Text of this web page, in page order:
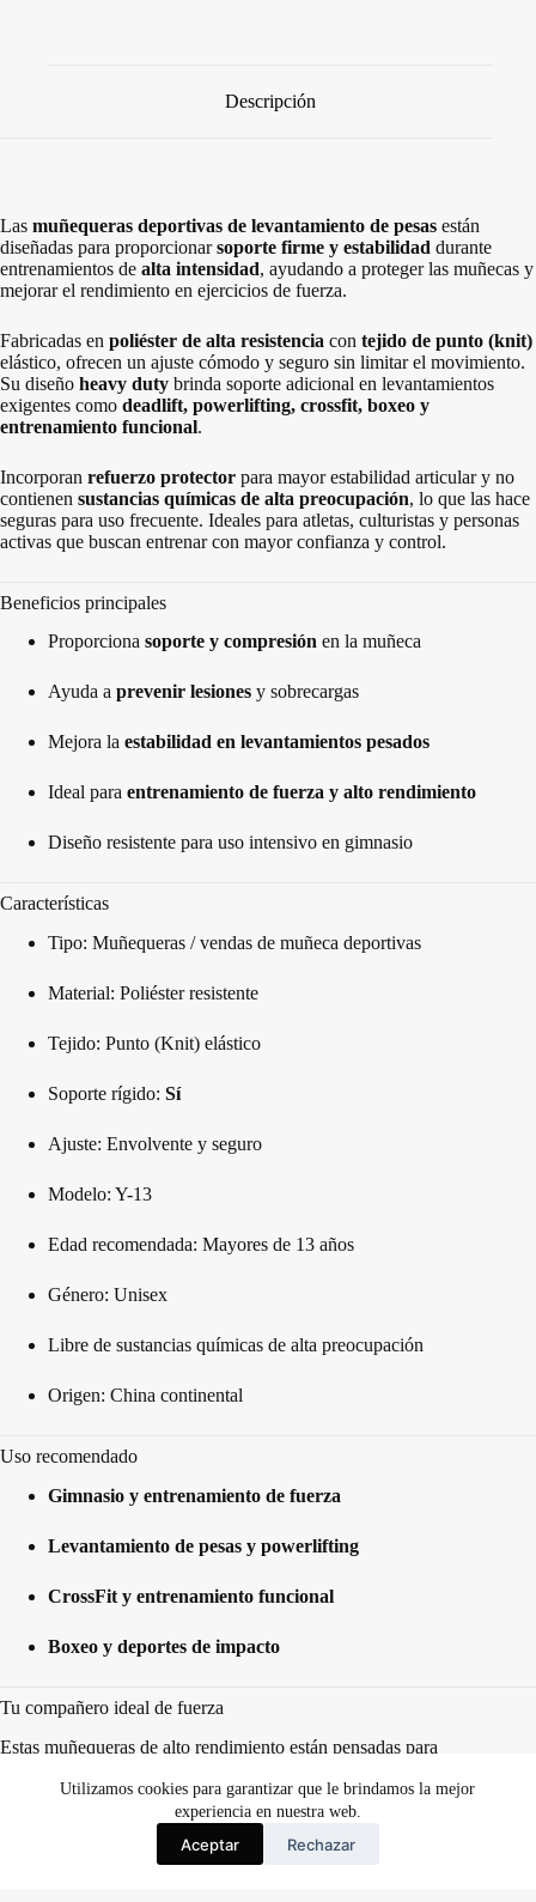
Utilizamos cookies para garantizar que le brindamos la mejor
experiencia en nuestra web.
Aceptar Rechazar
Descripción
Las muñequeras deportivas de levantamiento de pesas están
diseñadas para proporcionarsoporte firme y estabilidad durante
entrenamientos de alta intensidad, ayudando a proteger las muñecas y
mejorar el rendimiento en ejercicios de fuerza.
Fabricadas en poliéster de alta resistencia con tejido de punto (knit)
elástico, ofrecen un ajuste cómodo y seguro sin limitar el movimiento.
Su diseño heavy duty brinda soporte adicional en levantamientos
exigentes como deadlift, powerlifting, crossfit, boxeo y
entrenamiento funcional.
Incorporan refuerzo protector para mayor estabilidad articular y no
contienen sustancias químicas de alta preocupación, lo que las hace
seguras para uso frecuente. Ideales para atletas, culturistas y personas
activas que buscan entrenar con mayor confianza y control.
Beneficios principales
Proporciona soporte y compresión en la muñeca
Ayuda a prevenir lesiones y sobrecargas
Mejora la estabilidad en levantamientos pesados
Ideal para entrenamiento de fuerza y alto rendimiento
Diseño resistente para uso intensivo en gimnasio
Características
Tipo: Muñequeras / vendas de muñeca deportivas
Material: Poliéster resistente
Tejido: Punto (Knit) elástico
Soporte rígido: Sí
Ajuste: Envolvente y seguro
Modelo: Y-13
Edad recomendada: Mayores de 13 años
Género: Unisex
Libre de sustancias químicas de alta preocupación
Origen: China continental
Uso recomendado
Gimnasio y entrenamiento de fuerza
Levantamiento de pesas y powerlifting
CrossFit y entrenamiento funcional
Boxeo y deportes de impacto
Tu compañero ideal de fuerza
Estas muñequeras de alto rendimiento están pensadas para
cargar más peso con mayor seguridady confianza.